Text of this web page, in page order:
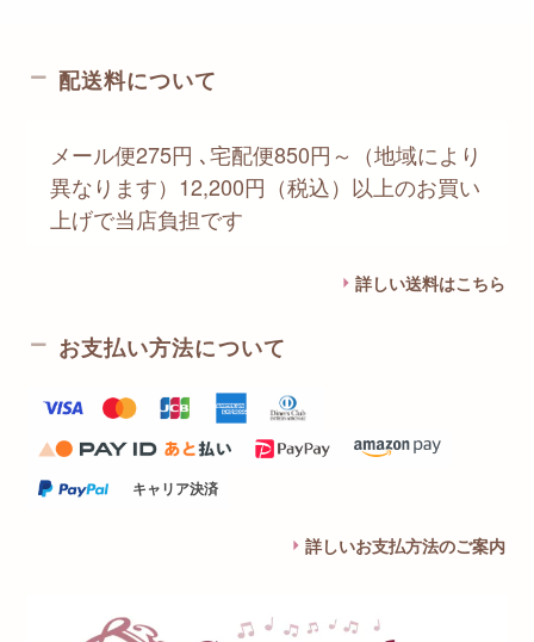
配送料について
メール便275円 ､宅配便850円～（地域により
異なります）12,200円（税込）以上のお買い
上げで当店負担です
詳しい送料はこちら
お支払い方法について
キャリア決済
詳しいお支払方法のご案内